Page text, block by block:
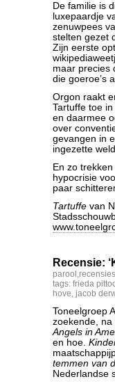
De familie is
luxepaardje
zenuwpees
stelten gezet
Zijn eerste
maar precies
die goeroe’s
Orgon raakt
Tartuffe toe
en daarmee
over
gevangen in
ingezette
En zo
hypocrisie
paar
Tartuffe van
Recensie:
parool ,recensies
tags: frieda
hove, jacob
Toneelgroep
zoekende,
Angels in
en hoe.
temmen van
Nederlandse